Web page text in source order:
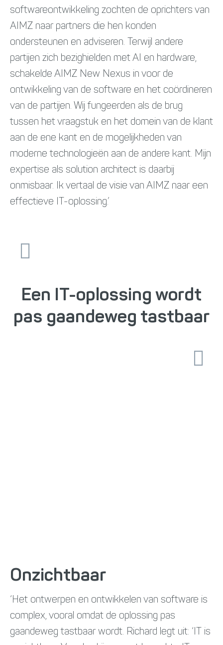
softwareontwikkeling zochten de oprichters van
AIMZ naar partners die hen konden
ondersteunen en adviseren. Terwijl andere
partijen zich bezighielden met AI en hardware,
schakelde AIMZ New Nexus in voor de
ontwikkeling van de software en het coördineren
van de partijen. Wij fungeerden als de brug
tussen het vraagstuk en het domein van de klant
aan de ene kant en de mogelijkheden van
moderne technologieën aan de andere kant. Mijn
expertise als solution architect is daarbij
onmisbaar. Ik vertaal de visie van AIMZ naar een
effectieve IT-oplossing.’
Een IT-oplossing wordt
pas gaandeweg tastbaar
Onzichtbaar
‘Het ontwerpen en ontwikkelen van software is
complex, vooral omdat de oplossing pas
gaandeweg tastbaar wordt. Richard legt uit: ‘IT is